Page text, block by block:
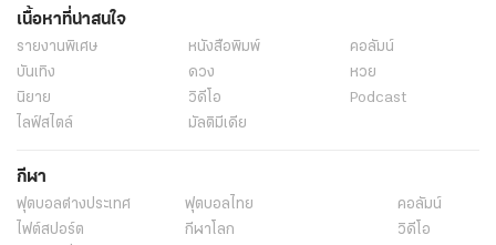
เนื้อหาที่น่าสนใจ
รายงานพิเศษ หนังสือพิมพ์
คอลัมน์
บันเทิง
ดวง
หวย
นิยาย
วิดีโอ
Podcast
ไลฟ์สไตล์
มัลติมีเดีย
กีฬา
ฟุตบอลต่่างประเทศ ฟุตบอลไทย
คอลัมน์
ไฟต์สปอร์ต
กีฬาโลก
วิดีโอ